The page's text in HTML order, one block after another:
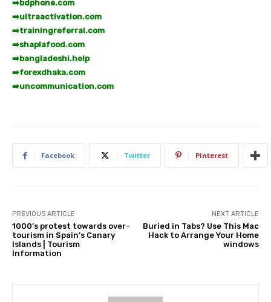
➡️bdphone.com
➡️ultraactivation.com
➡️trainingreferral.com
➡️shaplafood.com
➡️bangladeshi.help
➡️forexdhaka.com
➡️uncommunication.com
Facebook Twitter Pinterest
PREVIOUS ARTICLE
1000’s protest towards over-
tourism in Spain’s Canary
Islands | Tourism
Information
NEXT ARTICLE
Buried in Tabs? Use This Mac
Hack to Arrange Your Home
windows